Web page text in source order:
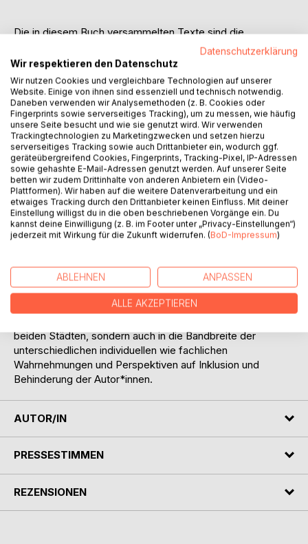
Die in diesem Buch versammelten Texte sind die
Ergebnisse des dialogisch angelegten und vom Deutschen
Akademischen Austauschdienst (DAAD) von 2017-2019
geförderten Projekts „Dialogues on Disability and Inclusion
between Isfahan and Hamburg“. Gleichzeitig sind die Texte
aber auch das Ergebnis eines Schreibexperiments: über
alle universitären Hierarchien, fachlichen und sprachlichen
Hindernisse hinweg haben Projektmitglieder aus den
verschiedenen Fakultäten der Isfahan University of Medical
Sciences und Projektmitglieder aus dem Institut für
Behindertenpädagogik der Universität Hamburg
Autor*innentandems gebildet und gemeinsam Texte in
Deutsch, Englisch und Farsi zur Arbeit von NGOs von und
für Menschen mit Behinderungen, Gesundheits- und
Rehabilitationszentren, Schulen und Universitäten, aber
Reflexion allgemein gebräuchlicher Begriffe für
„Behinderung“ im Deutschen und Farsi geschrieben. So
geben die Beiträge nicht nur Einblicke in die Umsetzung,
beiden Städten, sondern auch in die Bandbreite der
unterschiedlichen individuellen wie fachlichen
Wahrnehmungen und Perspektiven auf Inklusion und
Behinderung der Autor*innen.
AUTOR/IN
PRESSESTIMMEN
REZENSIONEN
Datenschutzerklärung
Wir respektieren den Datenschutz
Wir nutzen Cookies und vergleichbare Technologien auf unserer
Website. Einige von ihnen sind essenziell und technisch notwendig.
Daneben verwenden wir Analysemethoden (z. B. Cookies oder
Fingerprints sowie serverseitiges Tracking), um zu messen, wie häufig
unsere Seite besucht und wie sie genutzt wird. Wir verwenden
Trackingtechnologien zu Marketingzwecken und setzen hierzu
serverseitiges Tracking sowie auch Drittanbieter ein, wodurch ggf.
geräteübergreifend Cookies, Fingerprints, Tracking-Pixel, IP-Adressen
sowie gehashte E-Mail-Adressen genutzt werden. Auf unserer Seite
betten wir zudem Drittinhalte von anderen Anbietern ein (Video-
Plattformen). Wir haben auf die weitere Datenverarbeitung und ein
etwaiges Tracking durch den Drittanbieter keinen Einfluss. Mit deiner
Einstellung willigst du in die oben beschriebenen Vorgänge ein. Du
kannst deine Einwilligung (z. B. im Footer unter „Privacy-Einstellungen“)
jederzeit mit Wirkung für die Zukunft widerrufen. (BoD-Impressum)
ABLEHNEN ANPASSEN
ALLE AKZEPTIEREN